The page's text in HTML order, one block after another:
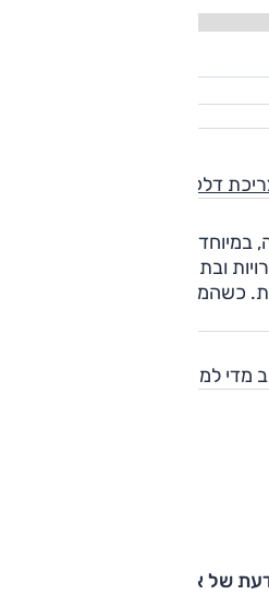
דלק
בנסיעות עירוניות. יחד עם
ובתמרוני זחילה ופקקים,
כשהמהירות עולה העסק הופך
למשפחתית מן המניין.
של אוהד אלגוב